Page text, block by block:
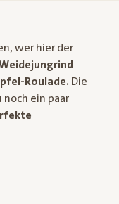
wer hier der
Roulade. Die
noch ein paar